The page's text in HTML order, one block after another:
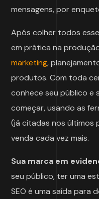
mensagens, por
Após colher todos
em prática na
marketing,
produtos. Com toda
conhece seu público e
começar, usando as
(já citadas nos últimos
venda cada vez mais.
Sua marca em
seu público, ter uma
SEO é uma saída para